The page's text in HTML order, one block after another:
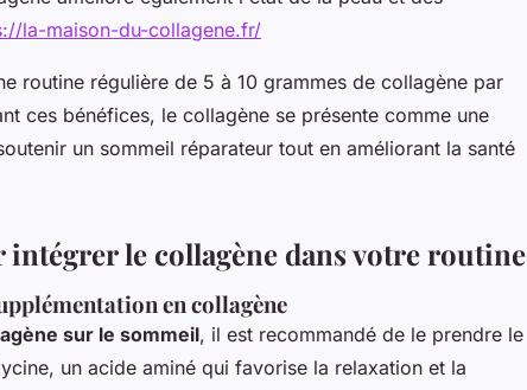
la-maison-du-collagene.fr/
routine régulière de 5 à 10 grammes de collagène par
ces bénéfices, le collagène se présente comme une
un sommeil réparateur tout en améliorant la santé
le collagène dans votre routine
en collagène
sur le sommeil, il est recommandé de le prendre le
un acide aminé qui favorise la relaxation et la